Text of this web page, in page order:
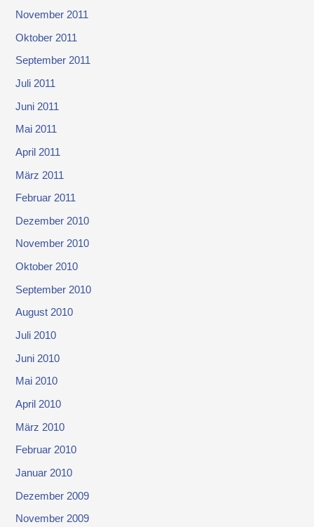
November 2011
Oktober 2011
September 2011
Juli 2011
Juni 2011
Mai 2011
April 2011
März 2011
Februar 2011
Dezember 2010
November 2010
Oktober 2010
September 2010
August 2010
Juli 2010
Juni 2010
Mai 2010
April 2010
März 2010
Februar 2010
Januar 2010
Dezember 2009
November 2009